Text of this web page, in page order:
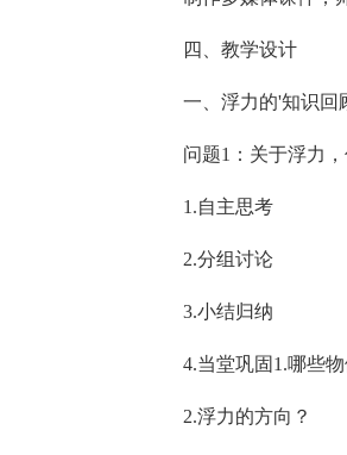
四、教学设计
一、浮力的'知识回
问题1：关于浮力
1.自主思考
2.分组讨论
3.小结归纳
4.当堂巩固1.哪些
2.浮力的方向？